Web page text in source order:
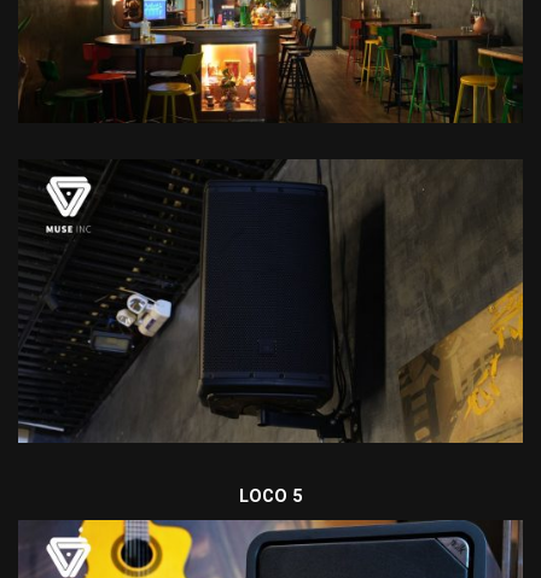
LOCO 5